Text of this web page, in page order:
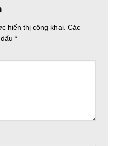
hiển thị công khai. Các
*